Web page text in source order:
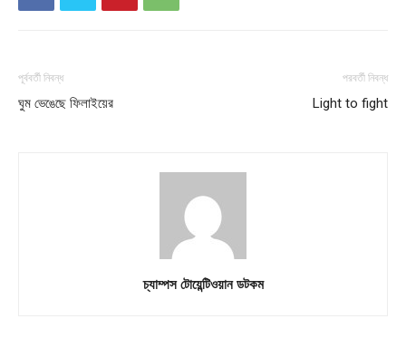
পূর্ববর্তী নিবন্ধ
ঘুম ভেঙেছে ফিলাইয়ের
পরবর্তী নিবন্ধ
Light to fight
চ্যাম্পস টোয়েন্টিওয়ান ডটকম